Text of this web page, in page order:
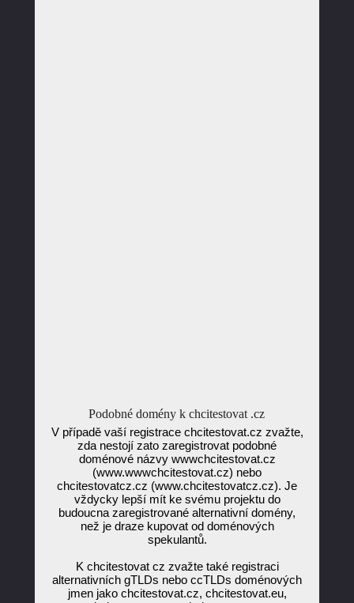
Podobné domény k chcitestovat .cz
V případě vaší registrace chcitestovat.cz zvažte,
zda nestojí zato zaregistrovat podobné
doménové názvy wwwchcitestovat.cz
(www.wwwchcitestovat.cz) nebo
chcitestovatcz.cz (www.chcitestovatcz.cz). Je
vždycky lepší mít ke svému projektu do
budoucna zaregistrované alternativní domény,
než je draze kupovat od doménových
spekulantů.
K chcitestovat cz zvažte také registraci
alternativních gTLDs nebo ccTLDs doménových
jmen jako chcitestovat.cz, chcitestovat.eu,